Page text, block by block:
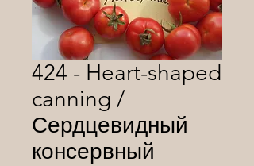
424 - Heart-shaped
canning /
Сердцевидный
консервный